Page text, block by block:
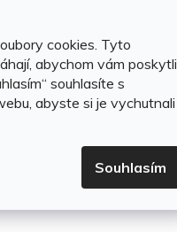
cookies. Tyto
abychom vám poskytli
souhlasíte s
abyste si je vychutnali
Souhlasím
O
v
l
á
d
a